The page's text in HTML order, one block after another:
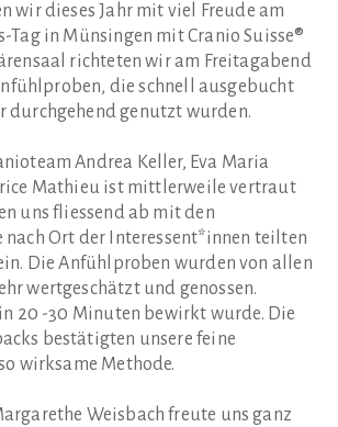
wir dieses Jahr mit viel Freude am
in Münsingen mit Cranio Suisse®
richteten wir am Freitagabend
die schnell ausgebucht
durchgehend genutzt wurden.
Andrea Keller, Eva Maria
Mathieu ist mittlerweile vertraut
uns fliessend ab mit den
nach Ort der Interessent*innen teilten
Die Anfühlproben wurden von allen
wertgeschätzt und genossen.
20 -30 Minuten bewirkt wurde. Die
bestätigten unsere feine
wirksame Methode.
Weisbach freute uns ganz